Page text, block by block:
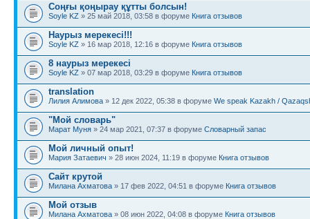
Соңғы қоңырау құтты болсын!
Soyle KZ » 25 май 2018, 03:58 в форуме Книга отзывов
Наурыз мерекесі!!!
Soyle KZ » 16 мар 2018, 12:16 в форуме Книга отзывов
8 наурыз мерекесі
Soyle KZ » 07 мар 2018, 03:29 в форуме Книга отзывов
translation
Лилия Алимова » 12 дек 2022, 05:38 в форуме We speak Kazakh /
"Мой словарь"
Марат Муня » 24 мар 2021, 07:37 в форуме Словарный запас
Мой личный опыт!
Мария Затаевич » 28 июн 2024, 11:19 в форуме Книга отзывов
Сайт крутой
Милана Ахматова » 17 фев 2022, 04:51 в форуме Книга отзывов
Мой отзыв
Милана Ахматова » 08 июн 2022, 04:08 в форуме Книга отзывов